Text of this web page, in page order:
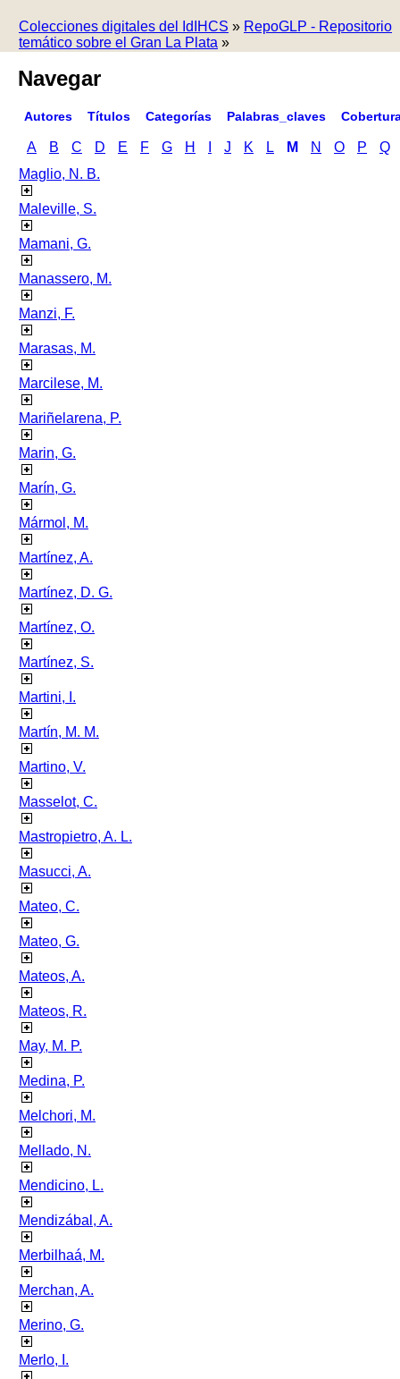
Colecciones digitales del IdIHCS » RepoGLP - Repositorio
temático sobre el Gran La Plata »
Navegar
Autores Títulos Categorías Palabras_claves
A B C D E F G H J K L M N O P
Q
Maglio, N. B.
Maleville, S.
Mamani, G.
Manassero, M.
Manzi, F.
Marasas, M.
Marcilese, M.
Mariñelarena, P.
Marin, G.
Marín, G.
Mármol, M.
Martínez, A.
Martínez, D. G.
Martínez, O.
Martínez, S.
Martini, I.
Martín, M. M.
Martino, V.
Masselot, C.
Mastropietro, A. L.
Masucci, A.
Mateo, C.
Mateo, G.
Mateos, A.
Mateos, R.
May, M. P.
Medina, P.
Melchori, M.
Mellado, N.
Mendicino, L.
Mendizábal, A.
Merbilhaá, M.
Merchan, A.
Merino, G.
Merlo, I.